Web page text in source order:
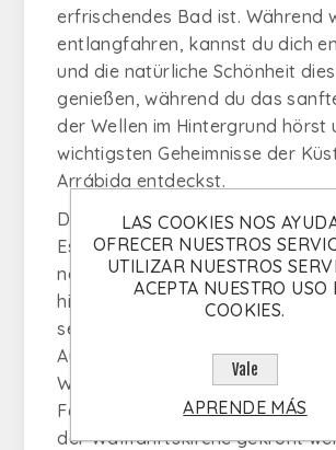
erfrischendes Bad ist. Während
entlangfahren, kannst du dich
und die natürliche Schönheit
genießen, während du das
der Wellen im Hintergrund hörst
wichtigsten Geheimnisse der
Arrábida entdeckst.
Der Höhepunkt unserer Tour ist
Espichel, ein Ort von
natürlicher Schönheit und großer
historischer Bedeutung. Hier
seine Höhlen und erfahren an
Audioguides alles über diesen
Wallfahrtsort, der von seinen
Felsvorsprüngen, die vom
der Wallfahrtskirche gekrönt
LAS COOKIES NOS
OFRECER NUESTROS
UTILIZAR NUESTROS
ACEPTA NUESTRO USO
COOKIES.
Vale
APRENDE MÁS